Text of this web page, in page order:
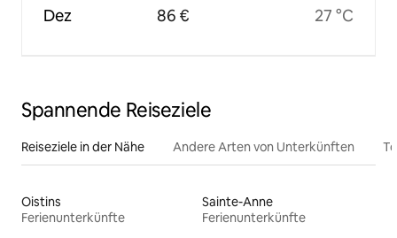
Dez 86 € 27 °C
Spannende Reiseziele
Reiseziele in der Nähe Andere Arten von Unterkünften
Oistins
Ferienunterkünfte
Sainte-Anne
Ferienunterkünfte